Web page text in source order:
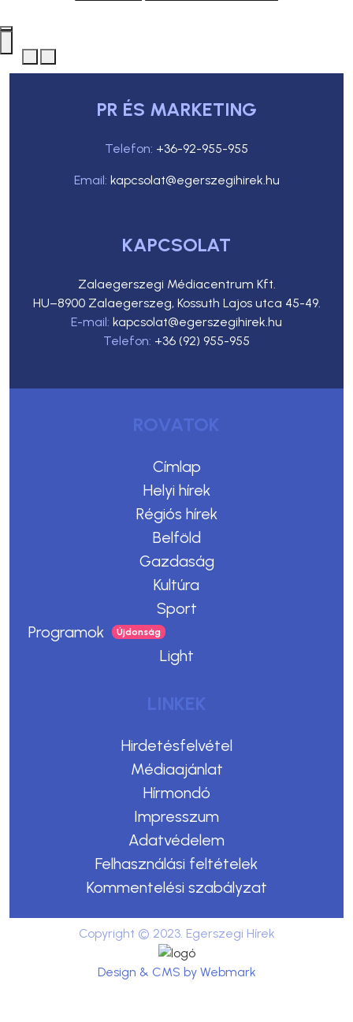
PR ÉS MARKETING
Telefon: +36-92-955-955
Email: kapcsolat@egerszegihirek.hu
KAPCSOLAT
Zalaegerszegi Médiacentrum Kft.
HU–8900 Zalaegerszeg, Kossuth Lajos utca 45-49.
E-mail: kapcsolat@egerszegihirek.hu
Telefon: +36 (92) 955-955
ROVATOK
Címlap
Helyi hírek
Régiós hírek
Belföld
Gazdaság
Kultúra
Sport
Programok
Light
LINKEK
Hirdetésfelvétel
Médiaajánlat
Hírmondó
Impresszum
Adatvédelem
Felhasználási feltételek
Kommentelési szabályzat
Copyright © 2023. Egerszegi Hírek
Design & CMS by Webmark